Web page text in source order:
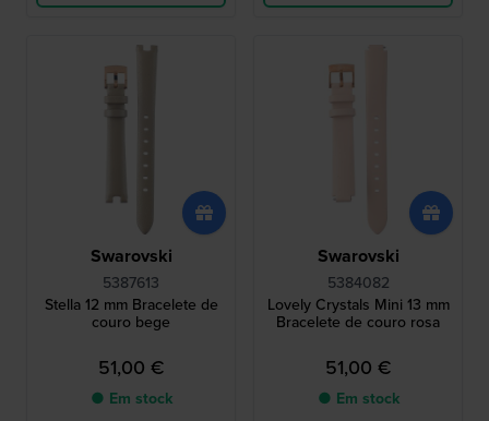
Swarovski
5387613
Stella 12 mm Bracelete de
couro bege
51,00 €
● Em stock
Swarovski
5384082
Lovely Crystals Mini 13 mm
Bracelete de couro rosa
51,00 €
● Em stock